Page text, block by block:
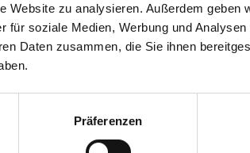
Website zu analysieren. Außerdem geben
für soziale Medien, Werbung und
Daten zusammen, die Sie ihnen
Präferenzen